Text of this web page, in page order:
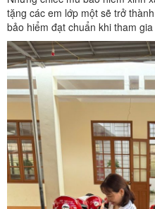
tặng các em lớp một sẽ trở
bảo hiểm đạt chuẩn khi tham